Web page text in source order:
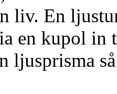
liv. En
en kupol in
ljusprisma